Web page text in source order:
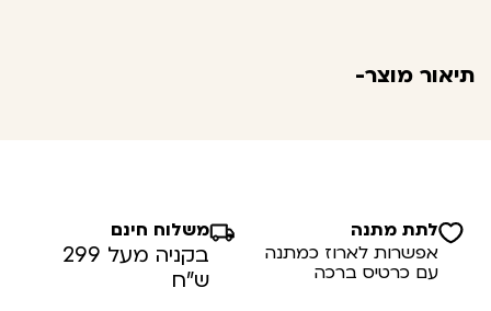
תיאור מוצר-
לתת מתנה
אפשרות לארוז כמתנה
עם כרטיס ברכה
משלוח חינם
בקניה מעל 299
ש”ח